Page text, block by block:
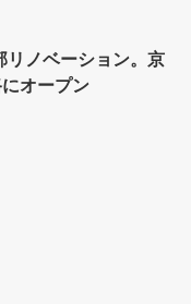
リノベーション。京
オープン